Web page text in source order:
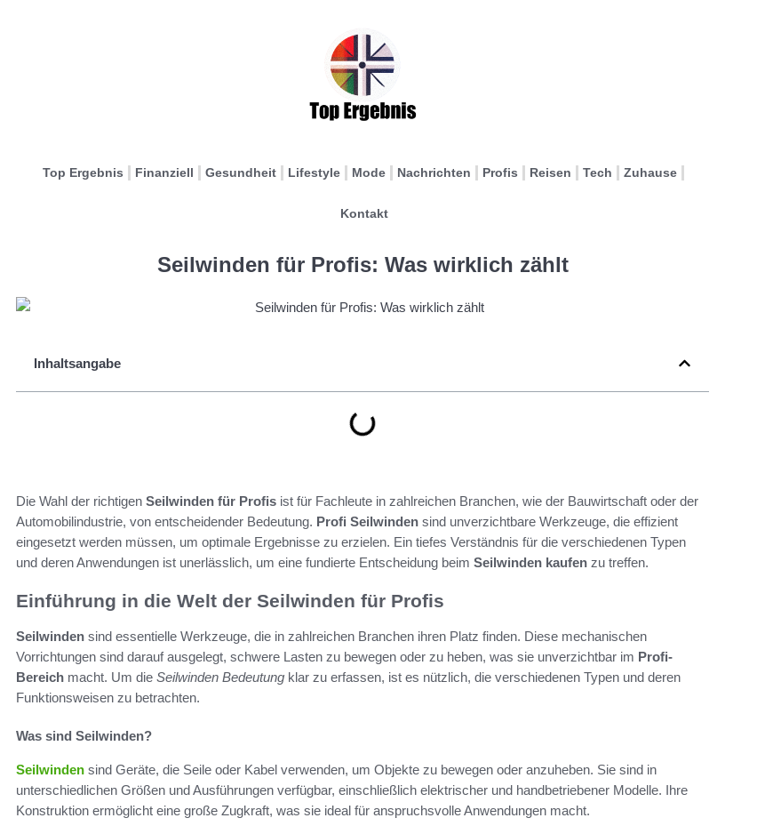
Top Ergebnis Finanziell Gesundheit Lifestyle Mode Nachrichten Profis Reisen Tech Zuhause
Kontakt
Seilwinden für Profis: Was wirklich zählt
Inhaltsangabe
Die Wahl der richtigen Seilwinden für Profis ist für Fachleute in zahlreichen Branchen, wie der Bauwirtschaft oder der
Automobilindustrie, von entscheidender Bedeutung. Profi Seilwinden sind unverzichtbare Werkzeuge, die effizient
eingesetzt werden müssen, um optimale Ergebnisse zu erzielen. Ein tiefes Verständnis für die verschiedenen Typen
und deren Anwendungen ist unerlässlich, um eine fundierte Entscheidung beim Seilwinden kaufen zu treffen.
Einführung in die Welt der Seilwinden für Profis
Seilwinden sind essentielle Werkzeuge, die in zahlreichen Branchen ihren Platz finden. Diese mechanischen
Vorrichtungen sind darauf ausgelegt, schwere Lasten zu bewegen oder zu heben, was sie unverzichtbar im Profi-
Bereich macht. Um die Seilwinden Bedeutung klar zu erfassen, ist es nützlich, die verschiedenen Typen und deren
Funktionsweisen zu betrachten.
Was sind Seilwinden?
Seilwinden sind Geräte, die Seile oder Kabel verwenden, um Objekte zu bewegen oder anzuheben. Sie sind in
unterschiedlichen Größen und Ausführungen verfügbar, einschließlich elektrischer und handbetriebener Modelle. Ihre
Konstruktion ermöglicht eine große Zugkraft, was sie ideal für anspruchsvolle Anwendungen macht.